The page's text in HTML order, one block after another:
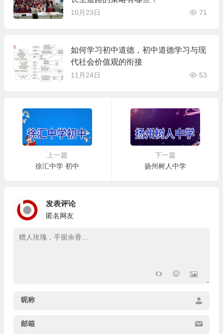
10月23日 71
如何学习初中道德，初中道德学习与现
代社会价值观的衔接
11月24日 53
上一篇
徐汇中学 初中
下一篇
扬州树人中学
发表评论
匿名网友
昵称
邮箱